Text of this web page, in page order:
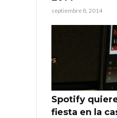
septiembre 8, 2014
Spotify
fiesta en la